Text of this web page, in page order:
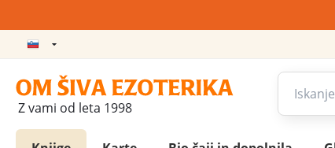
Z vami od leta 1998